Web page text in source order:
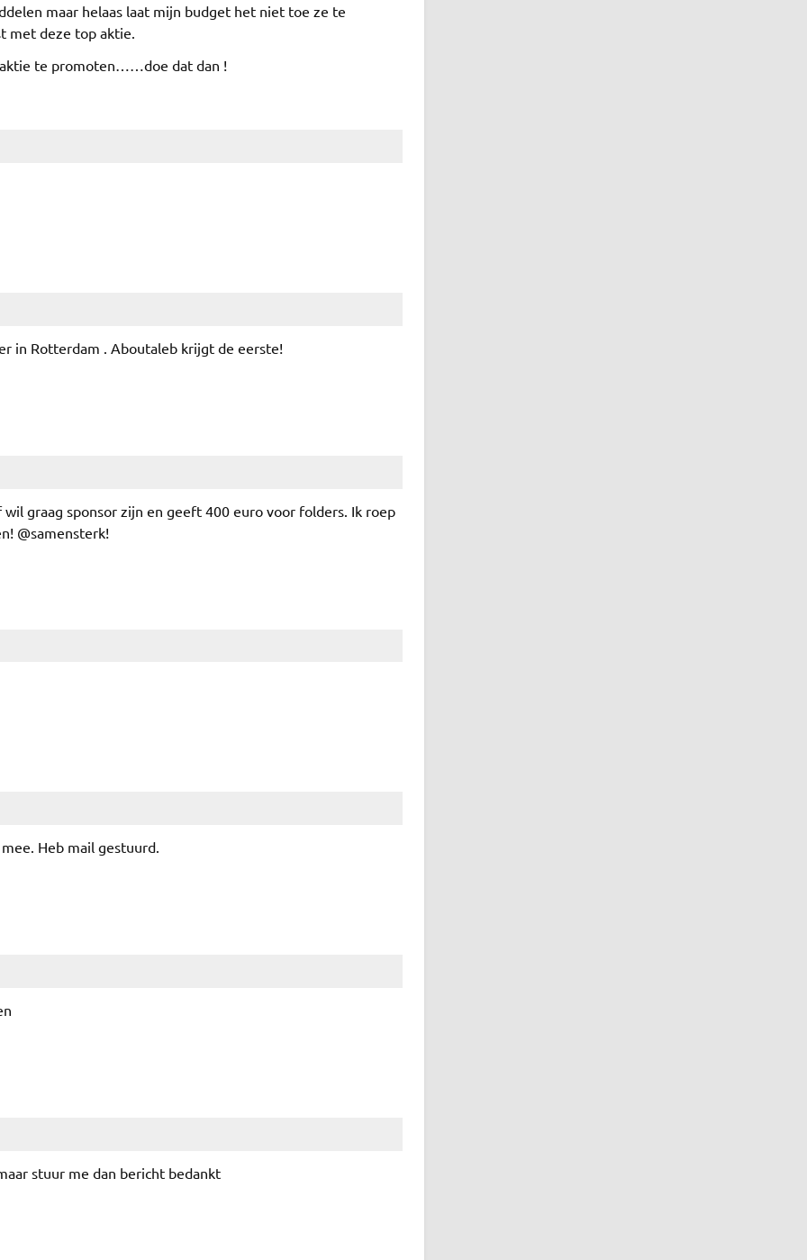
maar helaas laat mijn budget het niet toe ze te
met deze top aktie.
te promoten……doe dat dan !
in Rotterdam . Aboutaleb krijgt de eerste!
graag sponsor zijn en geeft 400 euro voor folders. Ik roep
@samensterk!
Heb mail gestuurd.
stuur me dan bericht bedankt